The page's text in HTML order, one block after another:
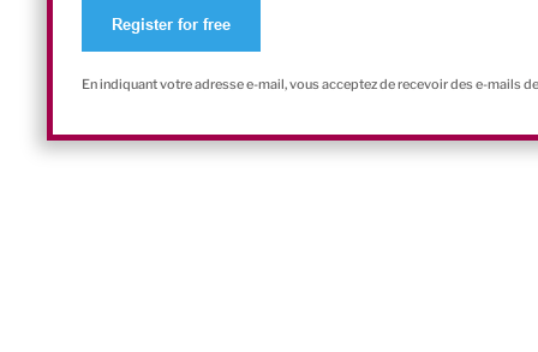
En indiquant votre adresse e-mail, vous acceptez de recevoir des e-mails